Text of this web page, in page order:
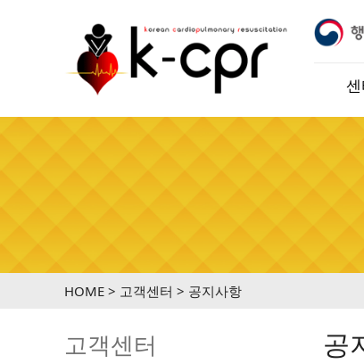
※ 케이씨피알교육센터
육 공식 지정기관 입니다.
HOME > 고객센터 > 공지사항
고객센터 공